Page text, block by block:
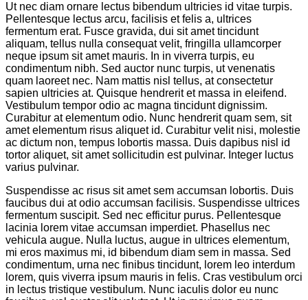
Ut nec diam ornare lectus bibendum ultricies id vitae turpis.
Pellentesque lectus arcu, facilisis et felis a, ultrices
fermentum erat. Fusce gravida, dui sit amet tincidunt
aliquam, tellus nulla consequat velit, fringilla ullamcorper
neque ipsum sit amet mauris. In in viverra turpis, eu
condimentum nibh. Sed auctor nunc turpis, ut venenatis
quam laoreet nec. Nam mattis nisl tellus, at consectetur
sapien ultricies at. Quisque hendrerit et massa in eleifend.
Vestibulum tempor odio ac magna tincidunt dignissim.
Curabitur at elementum odio. Nunc hendrerit quam sem, sit
amet elementum risus aliquet id. Curabitur velit nisi, molestie
ac dictum non, tempus lobortis massa. Duis dapibus nisl id
tortor aliquet, sit amet sollicitudin est pulvinar. Integer luctus
varius pulvinar.
Suspendisse ac risus sit amet sem accumsan lobortis. Duis
faucibus dui at odio accumsan facilisis. Suspendisse ultrices
fermentum suscipit. Sed nec efficitur purus. Pellentesque
lacinia lorem vitae accumsan imperdiet. Phasellus nec
vehicula augue. Nulla luctus, augue in ultrices elementum,
mi eros maximus mi, id bibendum diam sem in massa. Sed
condimentum, urna nec finibus tincidunt, lorem leo interdum
lorem, quis viverra ipsum mauris in felis. Cras vestibulum orci
in lectus tristique vestibulum. Nunc iaculis dolor eu nunc